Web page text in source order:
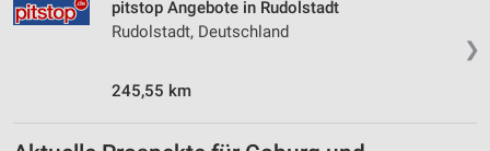
❯
pitstop Angebote in Rudolstadt
Rudolstadt, Deutschland
245,55 km